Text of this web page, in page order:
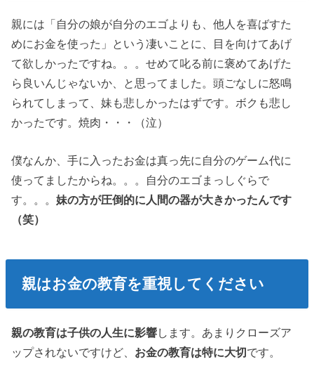
親には「自分の娘が自分のエゴよりも、他人を喜ばすた
めにお金を使った」という凄いことに、目を向けてあげ
て欲しかったですね。。。せめて叱る前に褒めてあげた
ら良いんじゃないか、と思ってました。頭ごなしに怒鳴
られてしまって、妹も悲しかったはずです。ボクも悲し
かったです。焼肉・・・（泣）
僕なんか、手に入ったお金は真っ先に自分のゲーム代に
使ってましたからね。。。自分のエゴまっしぐらで
す。。。妹の方が圧倒的に人間の器が大きかったんです
（笑）
親はお金の教育を重視してください
親の教育は子供の人生に影響します。あまりクローズア
ップされないですけど、 お金の教育は特に大切です。